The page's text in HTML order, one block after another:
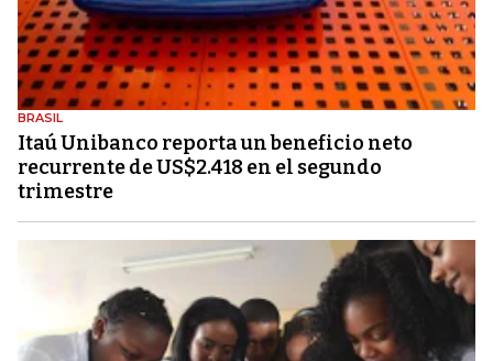
BRASIL
Itaú Unibanco reporta un beneficio neto
recurrente de US$2.418 en el segundo
trimestre